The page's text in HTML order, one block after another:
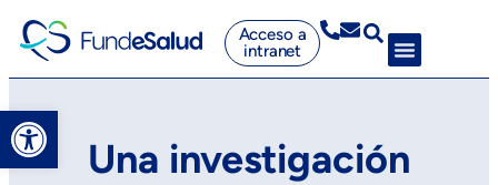
Abrir barra de herramientas
Acceso a
intranet
Una investigación